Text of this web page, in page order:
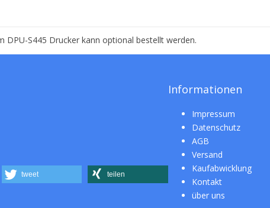
DPU-S445 Drucker kann optional bestellt werden.
tweet teilen
Informationen
Impressum
Datenschutz
AGB
Versand
Kaufabwicklung
Kontakt
über uns